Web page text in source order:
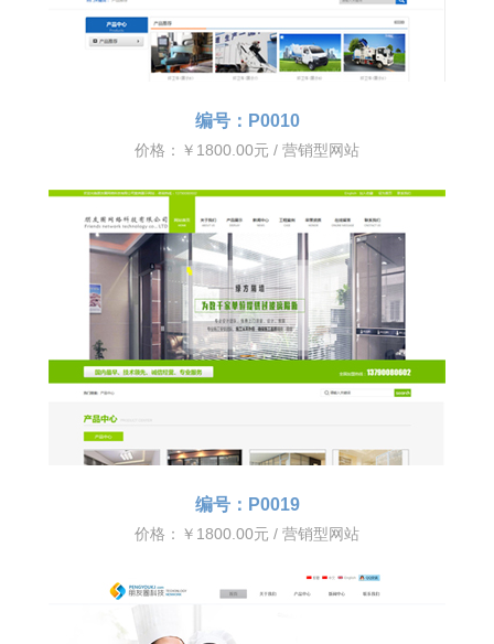
编号：P0010
价格：￥1800.00元 / 营销型网站
编号：P0019
价格：￥1800.00元 / 营销型网站